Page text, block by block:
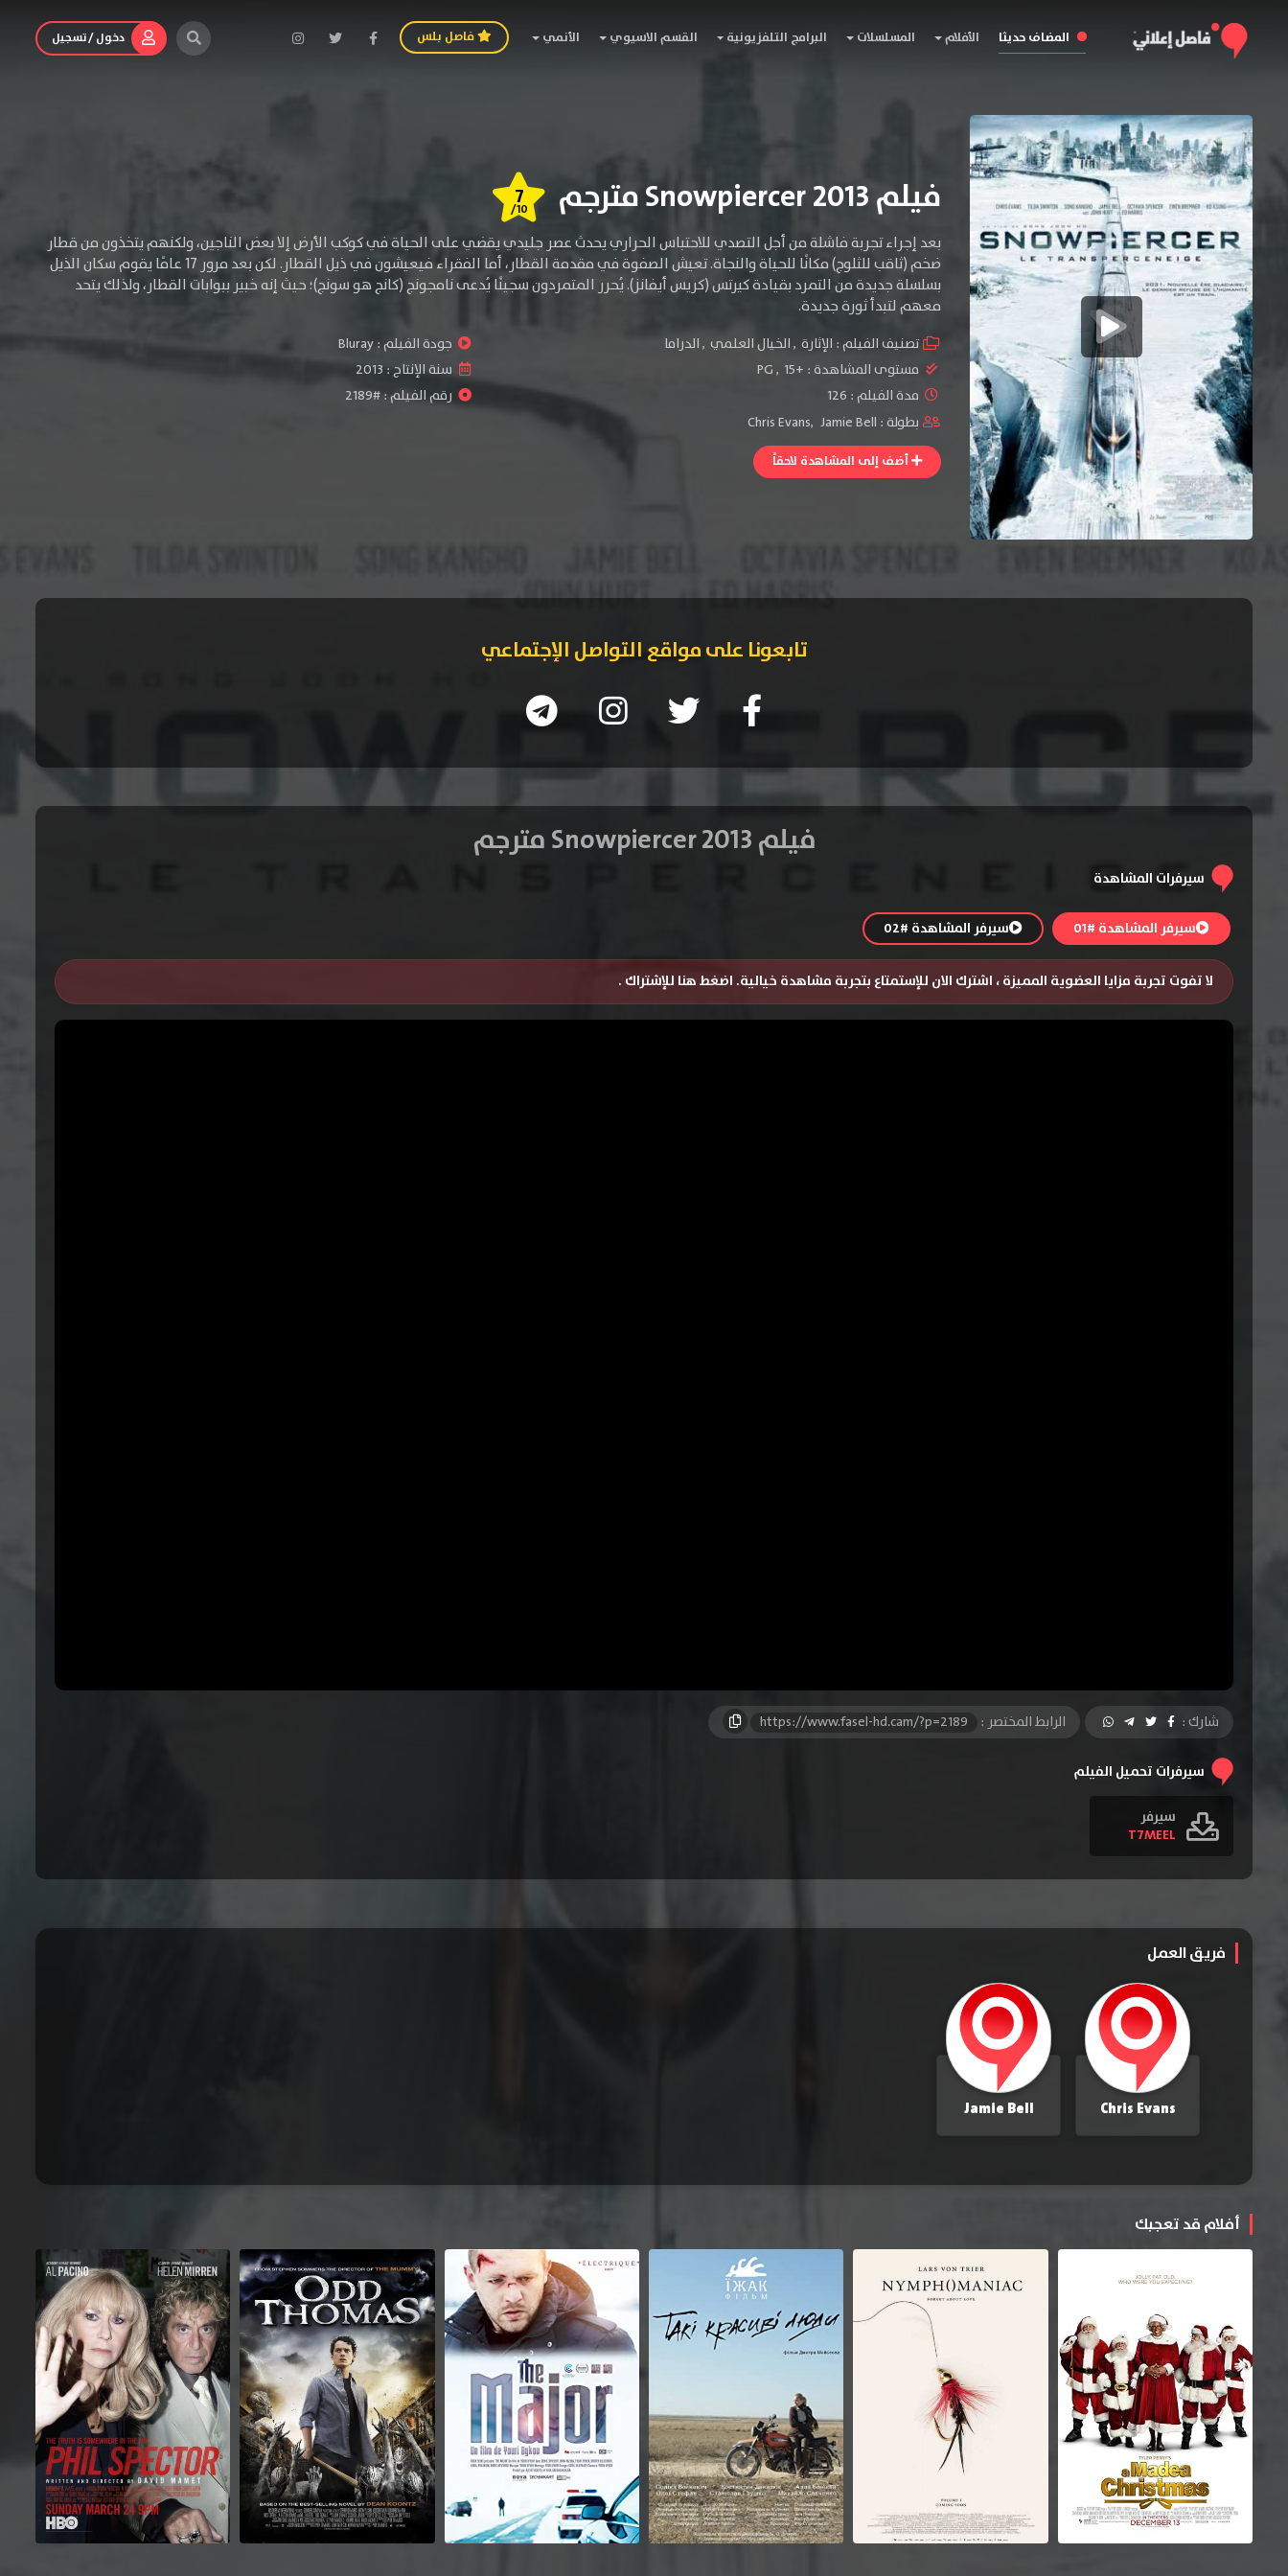
المضاف حديثا الأفلام المسلسلات البرامج التلفزيونية القسم الاسيوي الأنمي فاصل بلس دخول / تسجيل
فيلم Snowpiercer 2013 مترجم 7
/10
بعد إجراء تجربة فاشلة من أجل التصدي للاحتباس الحراري يحدث عصر جليدي يقضي على الحياة في كوكب الأرض إلا بعض الناجين، ولكنهم يتخذون من قطار
ضخم (ثاقب للثلوج) مكانًا للحياة والنجاة. تعيش الصفوة في مقدمة القطار، أما الفقراء فيعيشون في ذيل القطار. لكن بعد مرور 17 عامًا يقوم سكان الذيل
بسلسلة جديدة من التمرد بقيادة كيرتس (كريس أيفانز). يُحرر المتمردون سجينًا يُدعى نامجونج (كانج هو سونج)؛ حيث إنه خبير ببوابات القطار، ولذلك يتحد
معهم لتبدأ ثورة جديدة.
تصنيف الفيلم : الإثارة ,الخيال العلمي ,الدراما جودة الفيلم :Bluray
مستوى المشاهدة : +15
,
PG سنة الإنتاج : 2013
مدة الفيلم : 126
رقم الفيلم : #2189
بطولة :
Chris Evans, Jamie Bell
أضف إلى المشاهدة لاحقاً
تابعونا على مواقع التواصل الإجتماعي
فيلم Snowpiercer 2013 مترجم
سيرفرات المشاهدة
سيرفر المشاهدة #01 سيرفر المشاهدة #02
لا تفوت تجربة مزايا العضوية المميزة ، اشترك الان للإستمتاع بتجربة مشاهدة خيالية. اضغط هنا للإشتراك .
شارك : الرابط المختصر : https://www.fasel-hd.cam/?p=2189
سيرفرات تحميل الفيلم
سيرفر
T7MEEL
فريق العمل
Chris Evans
Jamie Bell
أفلام قد تعجبك